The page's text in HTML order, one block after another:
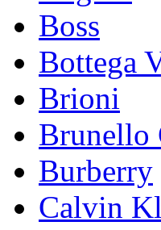
Boss
Bottega
Brioni
Brunello
Burberry
Calvin